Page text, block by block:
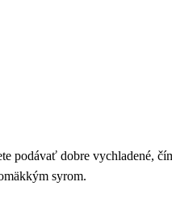
podávať dobre vychladené,
syrom.